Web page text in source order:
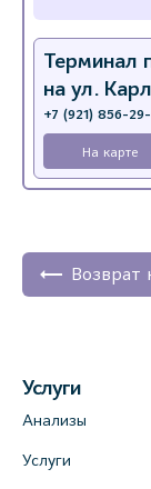
Терминал
на ул.
+7 (921) 856-
На карте
Возврат
Услуги
Анализы
Услуги